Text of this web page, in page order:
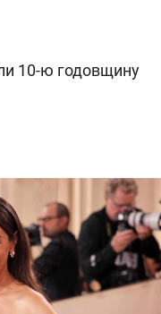
10-ю годовщину